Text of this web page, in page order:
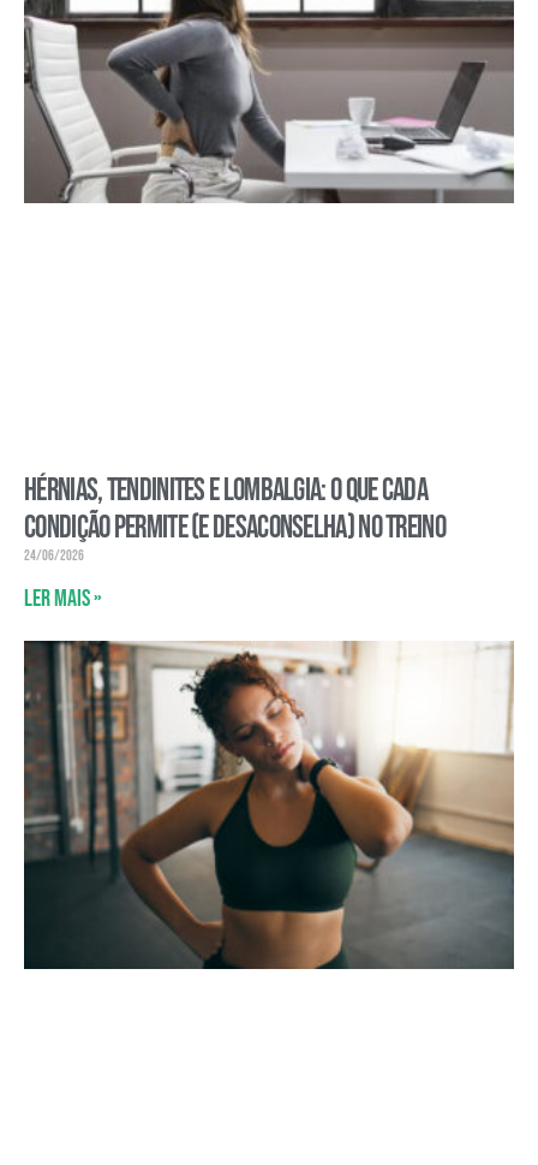
Hérnias, tendinites e lombalgia: o que cada
condição permite (e desaconselha) no treino
24/06/2026
Ler mais »